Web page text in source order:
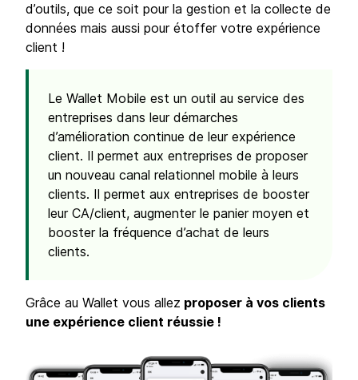
d’outils, que ce soit pour la gestion et la collecte de
données mais aussi pour étoffer votre expérience
client !
Le Wallet Mobile est un outil au service des
entreprises dans leur démarches
d’amélioration continue de leur expérience
client. Il permet aux entreprises de proposer
un nouveau canal relationnel mobile à leurs
clients. Il permet aux entreprises de booster
leur CA/client, augmenter le panier moyen et
booster la fréquence d’achat de leurs
clients.
Grâce au Wallet vous allez proposer à vos clients
une expérience client réussie !